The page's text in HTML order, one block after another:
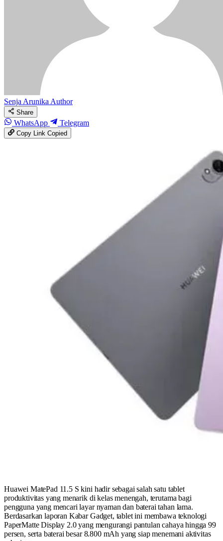
Senja ArunikaAuthor
Share
WhatsApp Telegram
Copy LinkCopied
Huawei MatePad 11.5 S kini hadir sebagai salah satu tablet
produktivitas yang menarik di kelas menengah, terutama bagi
pengguna yang mencari layar nyaman dan baterai tahan lama.
Berdasarkan laporan Kabar Gadget, tablet ini membawa teknologi
PaperMatte Display 2.0 yang mengurangi pantulan cahaya hingga 99
persen, serta baterai besar 8.800 mAh yang siap menemani aktivitas